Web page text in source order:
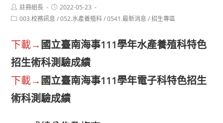
Post
author:
註冊組長
Post
published:
2022-05-23
Post003.校務訊息 / 052.水產養殖科 / 0541.最新消息 / 招生專區
下載→國立臺南海事111學年水產養殖科特色
招生術科測驗成績
下載→國立臺南海事111學年電子科特色招生
術科測驗成績